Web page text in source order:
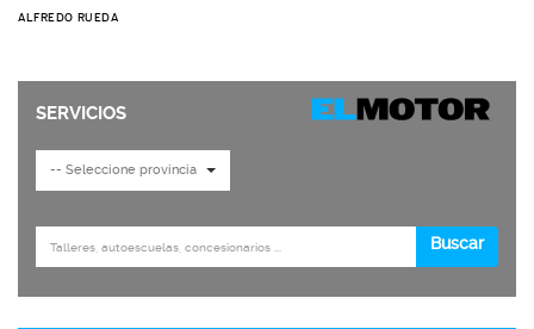
ALFREDO RUEDA